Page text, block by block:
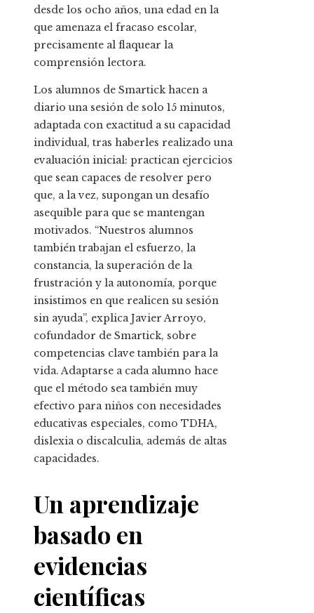
desde los ocho años, una edad en la
que amenaza el fracaso escolar,
precisamente al flaquear la
comprensión lectora.
Los alumnos de Smartick hacen a
diario una sesión de solo 15 minutos,
adaptada con exactitud a su capacidad
individual, tras haberles realizado una
evaluación inicial: practican ejercicios
que sean capaces de resolver pero
que, a la vez, supongan un desafío
asequible para que se mantengan
motivados. “Nuestros alumnos
también trabajan el esfuerzo, la
constancia, la superación de la
frustración y la autonomía, porque
insistimos en que realicen su sesión
sin ayuda”, explica Javier Arroyo,
cofundador de Smartick, sobre
competencias clave también para la
vida. Adaptarse a cada alumno hace
que el método sea también muy
efectivo para niños con necesidades
educativas especiales, como TDHA,
dislexia o discalculia, además de altas
capacidades.
Un aprendizaje
basado en
evidencias
científicas